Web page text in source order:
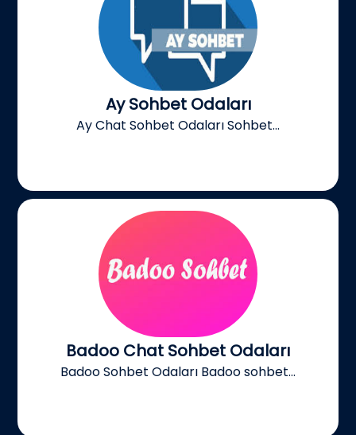
Ay Sohbet Odaları
Ay Chat Sohbet Odaları Sohbet...
Badoo Chat Sohbet Odaları
Badoo Sohbet Odaları Badoo sohbet...